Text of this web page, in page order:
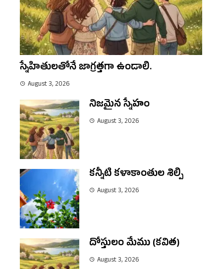
స్నేహితులతోనే జాగ్రత్తగా ఉండాలి.
August 3, 2026
నిజమైన స్నేహం
August 3, 2026
కన్నీటి కళాకాంతుల శిల్పి
August 3, 2026
దోస్తులం మేము (కవిత)
August 3, 2026